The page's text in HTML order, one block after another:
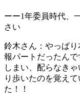
ーー1年委員時代、
さい
鈴木さん：やっぱ
報パートだったん
しまい、配らなき
り歩いたのを覚え
た！！